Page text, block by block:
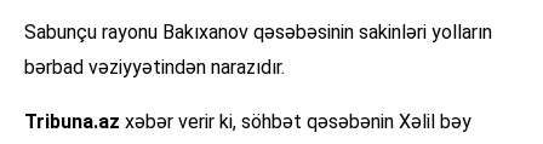
Sabunçu rayonu Bakıxanov qəsəbəsinin sakinləri yolların
bərbad vəziyyətindən narazıdır.
Tribuna.az xəbər verir ki, söhbət qəsəbənin Xəlil bəy